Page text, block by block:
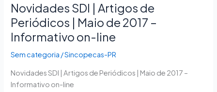
Novidades SDI | Artigos de
Periódicos | Maio de 2017 –
Informativo on-line
Sem categoria /Sincopecas-PR
Novidades SDI | Artigos de Periódicos | Maio de 2017 –
Informativo on-line
Novidades
SDI
|
Artigos
de
|
Maio